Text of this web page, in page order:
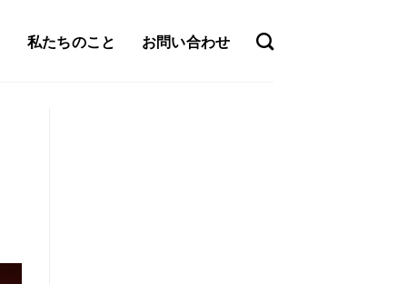
私たちのこと お問い合わせ